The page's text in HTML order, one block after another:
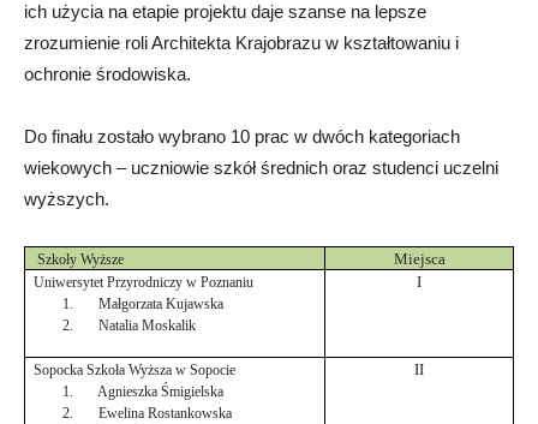
ich użycia na etapie projektu daje szanse na lepsze
zrozumienie roli Architekta Krajobrazu w kształtowaniu i
ochronie środowiska.
Do finału zostało wybrano 10 prac w dwóch kategoriach
wiekowych – uczniowie szkół średnich oraz studenci uczelni
wyższych.
Szkoły Wyższe Miejsca
Uniwersytet Przyrodniczy w Poznaniu
1.
Małgorzata Kujawska
2.
Natalia Moskalik
I
Sopocka Szkoła Wyższa w Sopocie
1.
Agnieszka Śmigielska
2.
Ewelina Rostankowska
II